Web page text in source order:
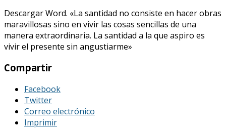
Descargar Word. «La santidad no consiste en hacer obras
maravillosas sino en vivir las cosas sencillas de una
manera extraordinaria. La santidad a la que aspiro es
vivir el presente sin angustiarme»
Compartir
Facebook
Twitter
Correo electrónico
Imprimir